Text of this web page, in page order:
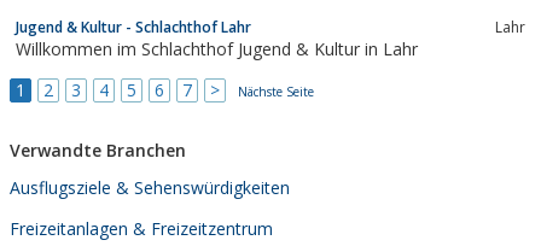
Jugend & Kultur - Schlachthof Lahr Lahr
Willkommen im Schlachthof Jugend & Kultur in Lahr
1
2 3 4 5 6 7 > Nächste Seite
Verwandte Branchen
Ausflugsziele & Sehenswürdigkeiten
Freizeitanlagen & Freizeitzentrum